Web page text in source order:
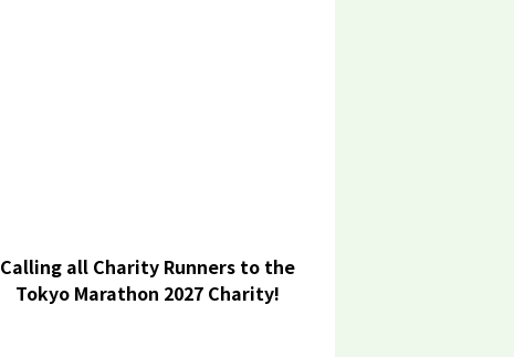
Calling all Charity Runners to the
Tokyo Marathon 2027 Charity!